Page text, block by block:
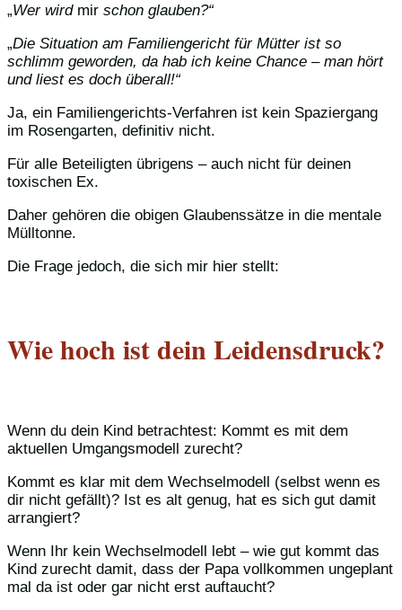
„Wer wird mir schon glauben?“
„Die Situation am Familiengericht für Mütter ist so
schlimm geworden, da hab ich keine Chance – man hört
und liest es doch überall!“
Ja, ein Familiengerichts-Verfahren ist kein Spaziergang
im Rosengarten, definitiv nicht.
Für alle Beteiligten übrigens – auch nicht für deinen
toxischen Ex.
Daher gehören die obigen Glaubenssätze in die mentale
Mülltonne.
Die Frage jedoch, die sich mir hier stellt:
Wie hoch ist dein Leidensdruck?
Wenn du dein Kind betrachtest: Kommt es mit dem
aktuellen Umgangsmodell zurecht?
Kommt es klar mit dem Wechselmodell (selbst wenn es
dir nicht gefällt)? Ist es alt genug, hat es sich gut damit
arrangiert?
Wenn Ihr kein Wechselmodell lebt – wie gut kommt das
Kind zurecht damit, dass der Papa vollkommen ungeplant
mal da ist oder gar nicht erst auftaucht?